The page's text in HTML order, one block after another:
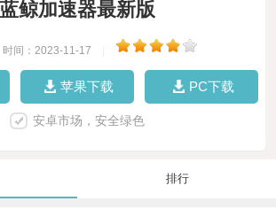
蓝鲸加速器最新版
时间：2023-11-17
苹果下载 PC下载
安卓市场，安全绿色
排行